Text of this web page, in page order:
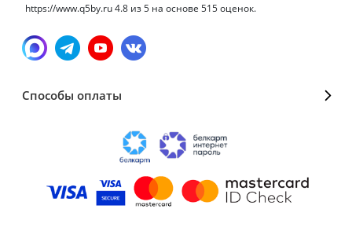
https://www.q5by.ru4.8 из5 на основе 515оценок.
Способы оплаты